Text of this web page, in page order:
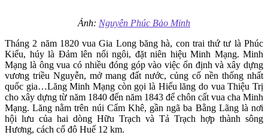
Ảnh: Nguyễn Phúc Bảo Minh
Tháng 2 năm 1820 vua Gia Long băng hà, con trai thứ tư là Phúc
Kiểu, húy là Đảm lên nối ngôi, đặt niên hiệu Minh Mạng. Minh
Mạng là ông vua có nhiều đóng góp vào việc ổn định và xây dựng
vương triều Nguyễn, mở mang đất nước, củng cố nền thống nhất
quốc gia…Lăng Minh Mạng còn gọi là Hiếu lăng do vua Thiệu Trị
cho xây dựng từ năm 1840 đến năm 1843 để chôn cất vua cha Minh
Mạng. Lăng nằm trên núi Cẩm Khê, gần ngã ba Bằng Lãng là nơi
hội lưu của hai dòng Hữu Trạch và Tả Trạch hợp thành sông
Hương, cách cố đô Huế 12 km.